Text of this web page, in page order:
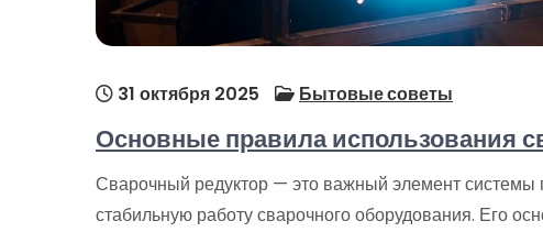
31 октября 2025 Бытовые советы
Основные правила использования
Сварочный редуктор — это важный элемент системы
стабильную работу сварочного оборудования. Его